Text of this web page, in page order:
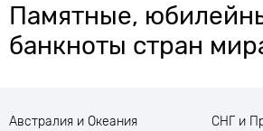
Памятные,
банкноты стран
Австралия и Океания
СНГ и